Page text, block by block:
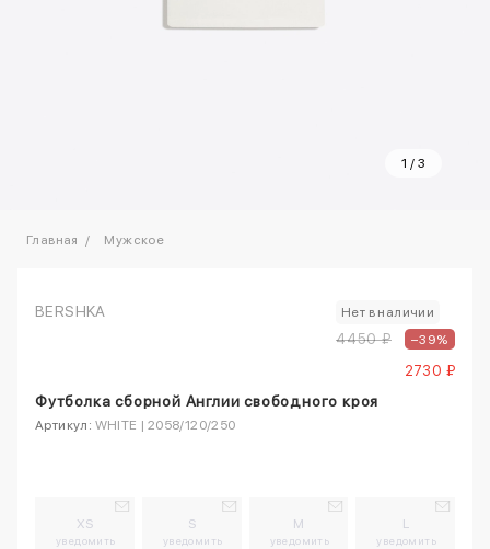
1 / 3
Главная Мужское
BERSHKA Нет в наличии
4450 ₽ –39%
2730 ₽
Футболка сборной Англии свободного кроя
Артикул: WHITE | 2058/120/250
XS
уведомить
S
уведомить
M
уведомить
L
уведомить